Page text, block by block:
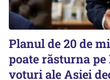
Planul de 20 de
poate răsturna pe
voturi ale Asiei